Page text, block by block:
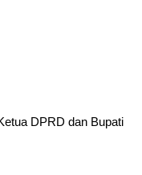
DPRD dan Bupati